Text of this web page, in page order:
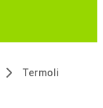
Termoli